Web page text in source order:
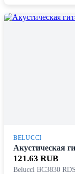
BELUCCI
Акустическая
121.63 RUB
Belucci BC3830